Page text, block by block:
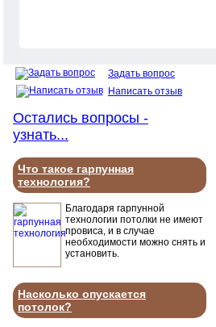
Задать вопрос
Написать отзыв
Остались вопросы -
узнать...
Что такое гарпунная
технология?
Благодаря гарпунной
технологии потолки не имеют
провиса, и в случае
необходимости можно снять и
установить.
Насколько опускается
потолок?